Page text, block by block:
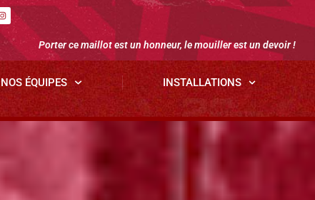
Porter ce maillot est un honneur, le mouiller est un devoir !
NOS ÉQUIPES INSTALLATIONS